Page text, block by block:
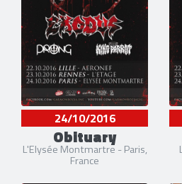
24/10/2016
Obituary
L'Elysée Montmartre - Paris,
France